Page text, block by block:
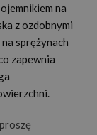
na
z ozdobnymi
sprężynach
zapewnia